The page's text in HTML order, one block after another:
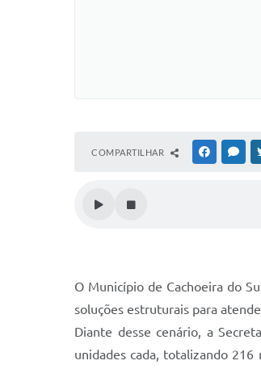
COMPARTILHAR FACEBOOK
O Município de Cachoeira do
soluções estruturais para
Diante desse cenário, a
unidades cada, totalizando